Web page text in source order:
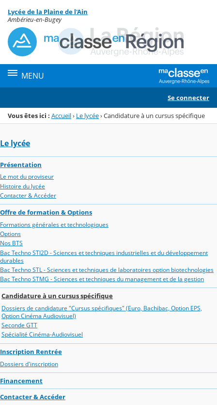
Menu de la rubrique
Contenu
Lycée de la Plaine de l'Ain
Ambérieu-en-Bugey
MENU
Se connecter
Vous êtes ici : Accueil› Le lycée›Candidature à un cursus spécifique
Le lycée
Présentation
Le mot du proviseur
Histoire du lycée
Contacter & Accéder
Offre de formation & Options
Formations générales et technologiques
Options
Nos BTS
Bac Techno STI2D - Sciences et techniques industrielles et du développement
durables
Bac Techno STL - Sciences et techniques de laboratoires option biotechnologies
Bac Techno STMG - Sciences et techniques du management et de la gestion
Candidature à un cursus spécifique
Dossiers de candidature "Cursus spécifiques" (Euro, Bachibac, Option EPS,
Option Cinéma Audiovisuel)
Seconde GTT
Spécialité Cinéma-Audiovisuel
Inscription Rentrée
Dossiers d'inscription
Financement
Contacter & Accéder